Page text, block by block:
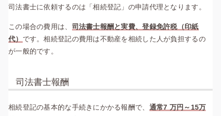
司法書士に依頼するのは「相続登記」の申請代理となります。
この場合の費用は、 司法書士報酬と実費、登録免許税（印紙
代） です。相続登記の費用は不動産を相続した人が負担するの
が一般的です。
司法書士報酬
相続登記の基本的な手続きにかかる報酬で、 通常7 万円～15万